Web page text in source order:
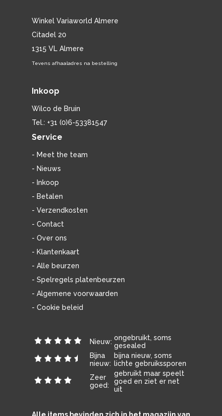
Winkel Variaworld Almere
Citadel 20
1315 VL Almere
Tevens afhaaladres na bestelling
Inkoop
Wilco de Bruin
Tel.: +31 (0)6-53381547
Service
- Meet the team
- Nieuws
- Inkoop
- Betalen
- Verzendkosten
- Contact
- Over ons
- Klantenkaart
- Alle beurzen
- Spelregels platenbeurzen
- Algemene voorwaarden
- Cookie beleid
Nieuw: ongebruikt, soms
gesealed
Bijna
nieuw:
bijna nieuw, soms
lichte gebruikssporen
Zeer
goed:
gebruikt maar speelt
goed en ziet er net
uit